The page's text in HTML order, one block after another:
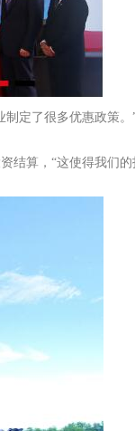
定了很多优惠政策。
结算，“这使得我们